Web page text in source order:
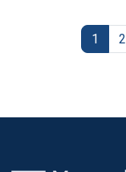
1 2